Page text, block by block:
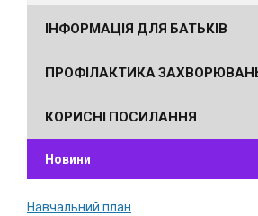
ІНФОРМАЦІЯ ДЛЯ БАТЬКІВ
ПРОФІЛАКТИКА
КОРИСНІ ПОСИЛАННЯ
Новини
Навчальний план